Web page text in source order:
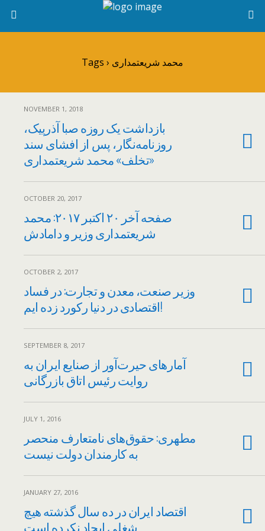
Tags › محمد شریعتمداری
NOVEMBER 1, 2018
بازداشت یک روزه صبا آذرپیک،
روزنامه‌نگار، پس از افشای سند
«تخلف» محمد شریعتمداری
OCTOBER 20, 2017
صفحه آخر ۲۰ اکتبر ۲۰۱۷: محمد
شریعتمداری وزیر و دامادش
OCTOBER 2, 2017
وزیر صنعت، معدن و تجارت: در فساد
اقتصادی در دنیا رکورد زده ایم!
SEPTEMBER 8, 2017
آمارهای حیرت‌آور از صنایع ایران به
روایت رئیس اتاق بازرگانی
JULY 1, 2016
مطهری: حقوق‌های نامتعارف منحصر
به کارمندان دولت نیست
JANUARY 27, 2016
اقتصاد ایران در ده سال گذشته هیچ
شغلی ایجاد نکرده است